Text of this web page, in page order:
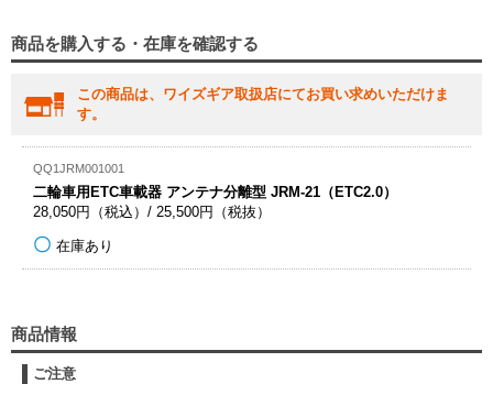
商品を購入する・在庫を確認する
この商品は、ワイズギア取扱店にてお買い求めいただけま
す。
QQ1JRM001001
二輪車用ETC車載器 アンテナ分離型 JRM-21（ETC2.0）
28,050円（税込）/ 25,500円（税抜）
在庫あり
商品情報
ご注意